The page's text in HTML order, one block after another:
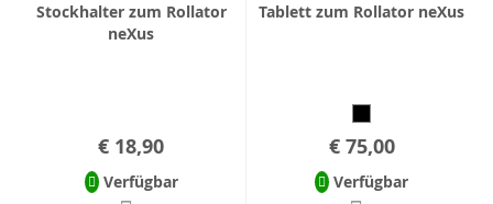
Stockhalter zum Rollator
neXus
€ 18,90
Verfügbar
Tablett zum Rollator neXus
€ 75,00
Verfügbar